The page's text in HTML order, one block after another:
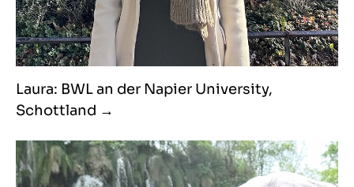
Laura: BWL an der Napier University,
Schottland